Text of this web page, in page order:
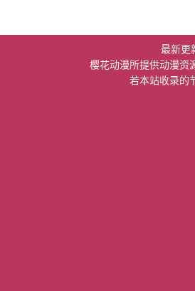
最新更
樱花动漫所提供动漫资
若本站收录的